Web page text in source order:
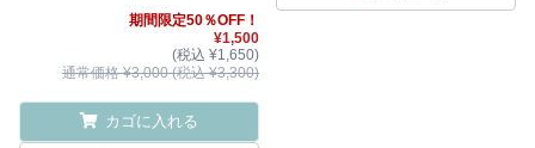
期間限定50％OFF！
¥1,500
(税込 ¥1,650)
通常価格 ¥3,000 (税込 ¥3,300)
カゴに入れる